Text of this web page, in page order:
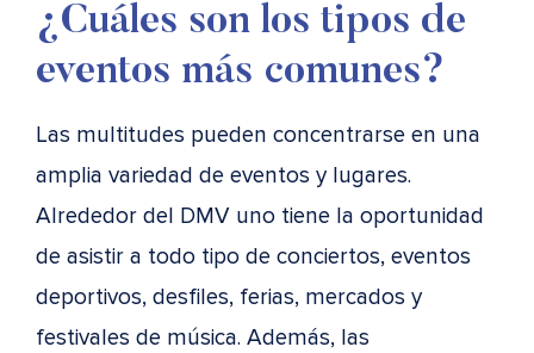
¿Cuáles son los tipos de
eventos más comunes?
Las multitudes pueden concentrarse en una
amplia variedad de eventos y lugares.
Alrededor del DMV uno tiene la oportunidad
de asistir a todo tipo de conciertos, eventos
deportivos, desfiles, ferias, mercados y
festivales de música. Además, las